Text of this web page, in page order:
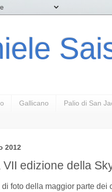
Gallicano Palio di San
2012
VII edizione della
foto della maggior parte dei